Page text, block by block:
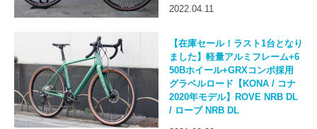
2022.04.11
【在庫セール！ラスト1台となり
ました】軽量アルミフレーム+6
50Bホイール+GRXコンポ採用
グラベルロード【KONA / コナ
2020年モデル】ROVE NRB DL
/ ローブ NRB DL